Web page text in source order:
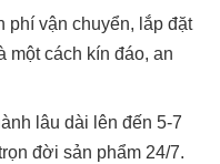
phí vận chuyển, lắp đặt
một cách kín đáo, an
lâu dài lên đến 5-7
đời sản phẩm 24/7.